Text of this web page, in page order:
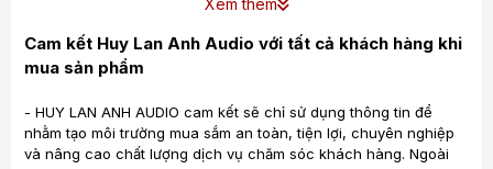
Xem thêm
Cam kết Huy Lan Anh Audio với tất cả khách hàng khi
mua sản phẩm
- HUY LAN ANH AUDIO cam kết sẽ chỉ sử dụng thông tin để
nhằm tạo môi trường mua sắm an toàn, tiện lợi, chuyên nghiệp
và nâng cao chất lượng dịch vụ chăm sóc khách hàng. Ngoài